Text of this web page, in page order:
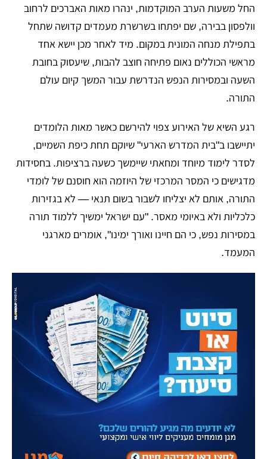
החל משעות הערב המוקדמות, ינהרו מאות האברכים לרחוב
וולפסון בבירה, שם יפתחו בשרשרת מעמדים קדושה שתחל
בתפילת מנחה המונית במקום. מיד לאחר מכן יישא אחד
מראשי הכוללים נאום פתיחה חוצב להבות, שיעסוק בחובת
השעה ובמסירות הנפש הנדרשת עבור המשך קיום עולם
התורה.
רגע השיא של האירוע צפוי להירשם כאשר מאות הלומדים
יתיישבו ב"בית המדרש הארעי" שיוקם תחת כיפת השמיים,
לסדר לימוד מיוחד ומחאתי שיימשך כשעה ברציפות. בחסידות
מדגישים כי המסר המרכזי של היוזמה הוא חוסנם של לומדי
התורה, אותם לא יצליחו לשבור בשום תנאי — לא בגזירות
כלכליות ולא באיומי מאסר. "עם ישראל ימשיך ללמוד תורה
במסירות נפש, כי הם חיינו ואורך ימינו", אומרים מארגני
המעמד.